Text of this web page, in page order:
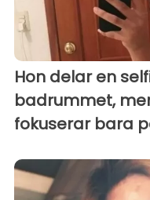
Hon delar en
badrummet,
fokuserar bara